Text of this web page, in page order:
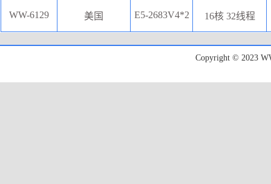
WW-6129 美国 E5-2683V4*2 16核 32线程
Copyright © 2023